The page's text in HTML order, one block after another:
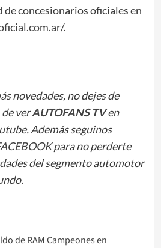
de concesionarios oficiales en
.
novedades, no dejes de
de ver AUTOFANS TVen
Además seguinos
para no perderte
del segmento automotor
de RAM Campeones en